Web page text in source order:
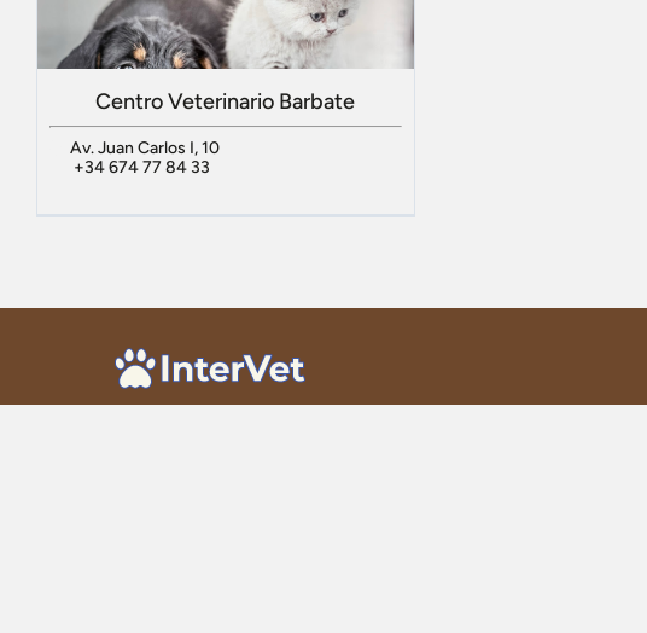
Centro Veterinario Barbate
Av. Juan Carlos I, 10
+34 674 77 84 33